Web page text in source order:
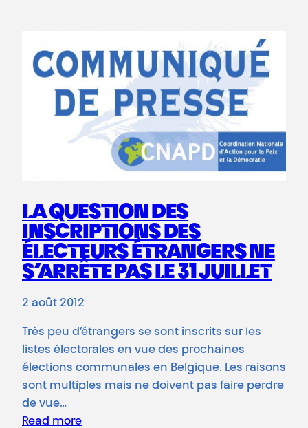
LA QUESTION DES
INSCRIPTIONS DES
ÉLECTEURS ÉTRANGERS NE
S’ARRÊTE PAS LE 31 JUILLET
2 août 2012
Très peu d’étrangers se sont inscrits sur les
listes électorales en vue des prochaines
élections communales en Belgique. Les raisons
sont multiples mais ne doivent pas faire perdre
de vue…
Read more